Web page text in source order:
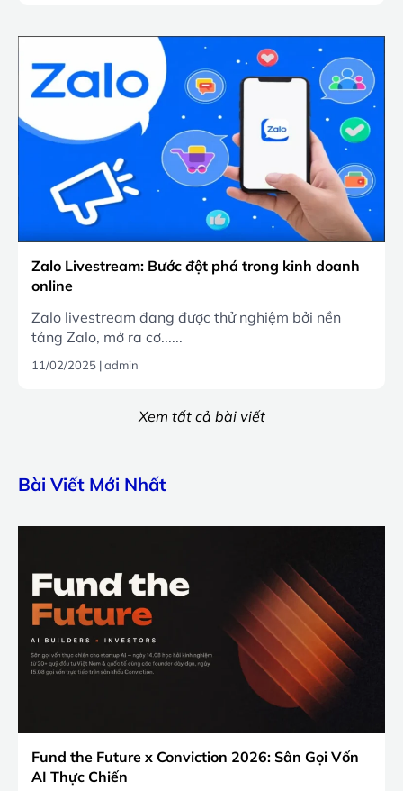
Zalo Livestream: Bước đột phá trong kinh doanh
online
Zalo livestream đang được thử nghiệm bởi nền
tảng Zalo, mở ra cơ......
11/02/2025 |admin
Xem tất cả bài viết
Bài Viết Mới Nhất
Fund the Future x Conviction 2026: Sân Gọi Vốn
AI Thực Chiến